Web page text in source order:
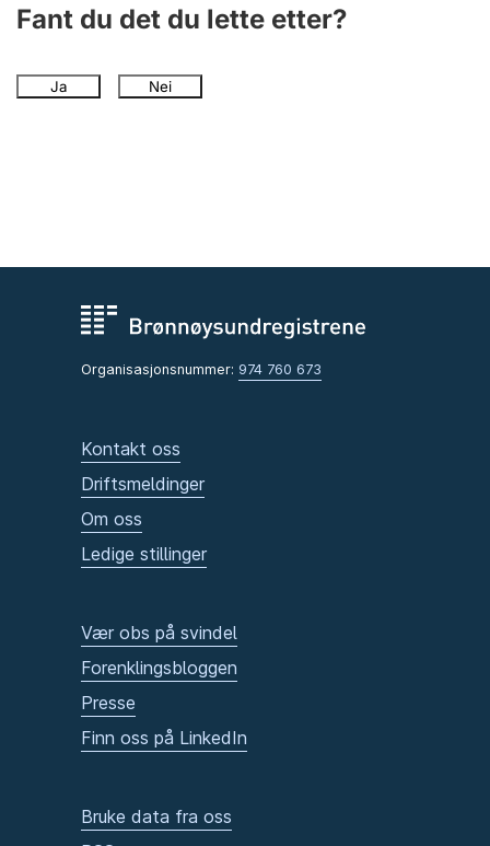
Fant du det du lette etter?
Ja Nei
Organisasjonsnummer: 974 760 673
Kontakt oss
Driftsmeldinger
Om oss
Ledige stillinger
Vær obs på svindel
Forenklingsbloggen
Presse
Finn oss på LinkedIn
Bruke data fra oss